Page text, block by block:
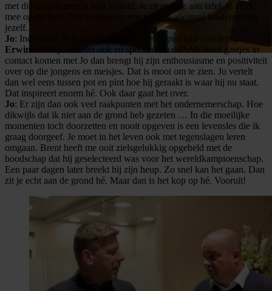
met die gastjes mee in hun wereld. Je zit er mee aan tafel, je zit er
mee op de fiets. Dat worden op een manier, allemaal kinderen van
jezelf.
Jo: Inderdaad, je krijgt daar enorm veel appreciatie van terug.
Erwin
: Weet je wat het ook zo speciaal maakt? Als onze gastjes in
contact komen met Jo dan brengt hij zijn enthousiasme en positiviteit
over op die jongens en meisjes. Dat is mooi om te zien. Jo vertelt
dan wel eens tussen pot en pint hoe hij geraakt is waar hij nu staat.
Dat inspireert enorm hé. Ook daar gaat het over.
Jo: Er zijn dan ook veel raakpunten met het ondernemerschap. Hoe
dikwijls dat ik niet aan de grond heb gezeten … In die moeilijke
momenten toch doorzetten en nooit opgeven is een levensles die ik
graag doorgeef. Je moet in het leven ook met tegenslagen leren
omgaan. Brent heeft me ooit zielsgelukkig opgebeld met de
boodschap dat hij geselecteerd was voor het wereldkampioenschap.
Een paar dagen later breekt hij zijn heup. Zo snel kan het gaan. Dan
zit je echt aan de grond hé. Maar dan is het kop op hé. Vooruit!